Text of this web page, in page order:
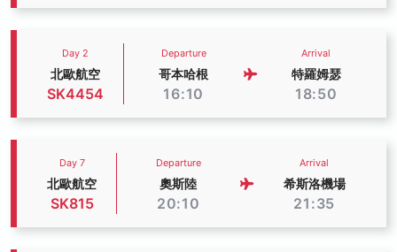
Day 2
北歐航空
SK4454
Departure
哥本哈根
16:10
Arrival
特羅姆瑟
18:50
Day 7
北歐航空
SK815
Departure
奧斯陸
20:10
Arrival
希斯洛機場
21:35